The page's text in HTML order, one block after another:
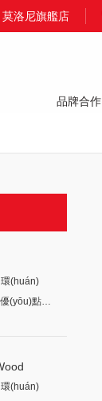
莫洛尼旗艦店
品牌合作
(huán)
(yōu)點之
(huán)